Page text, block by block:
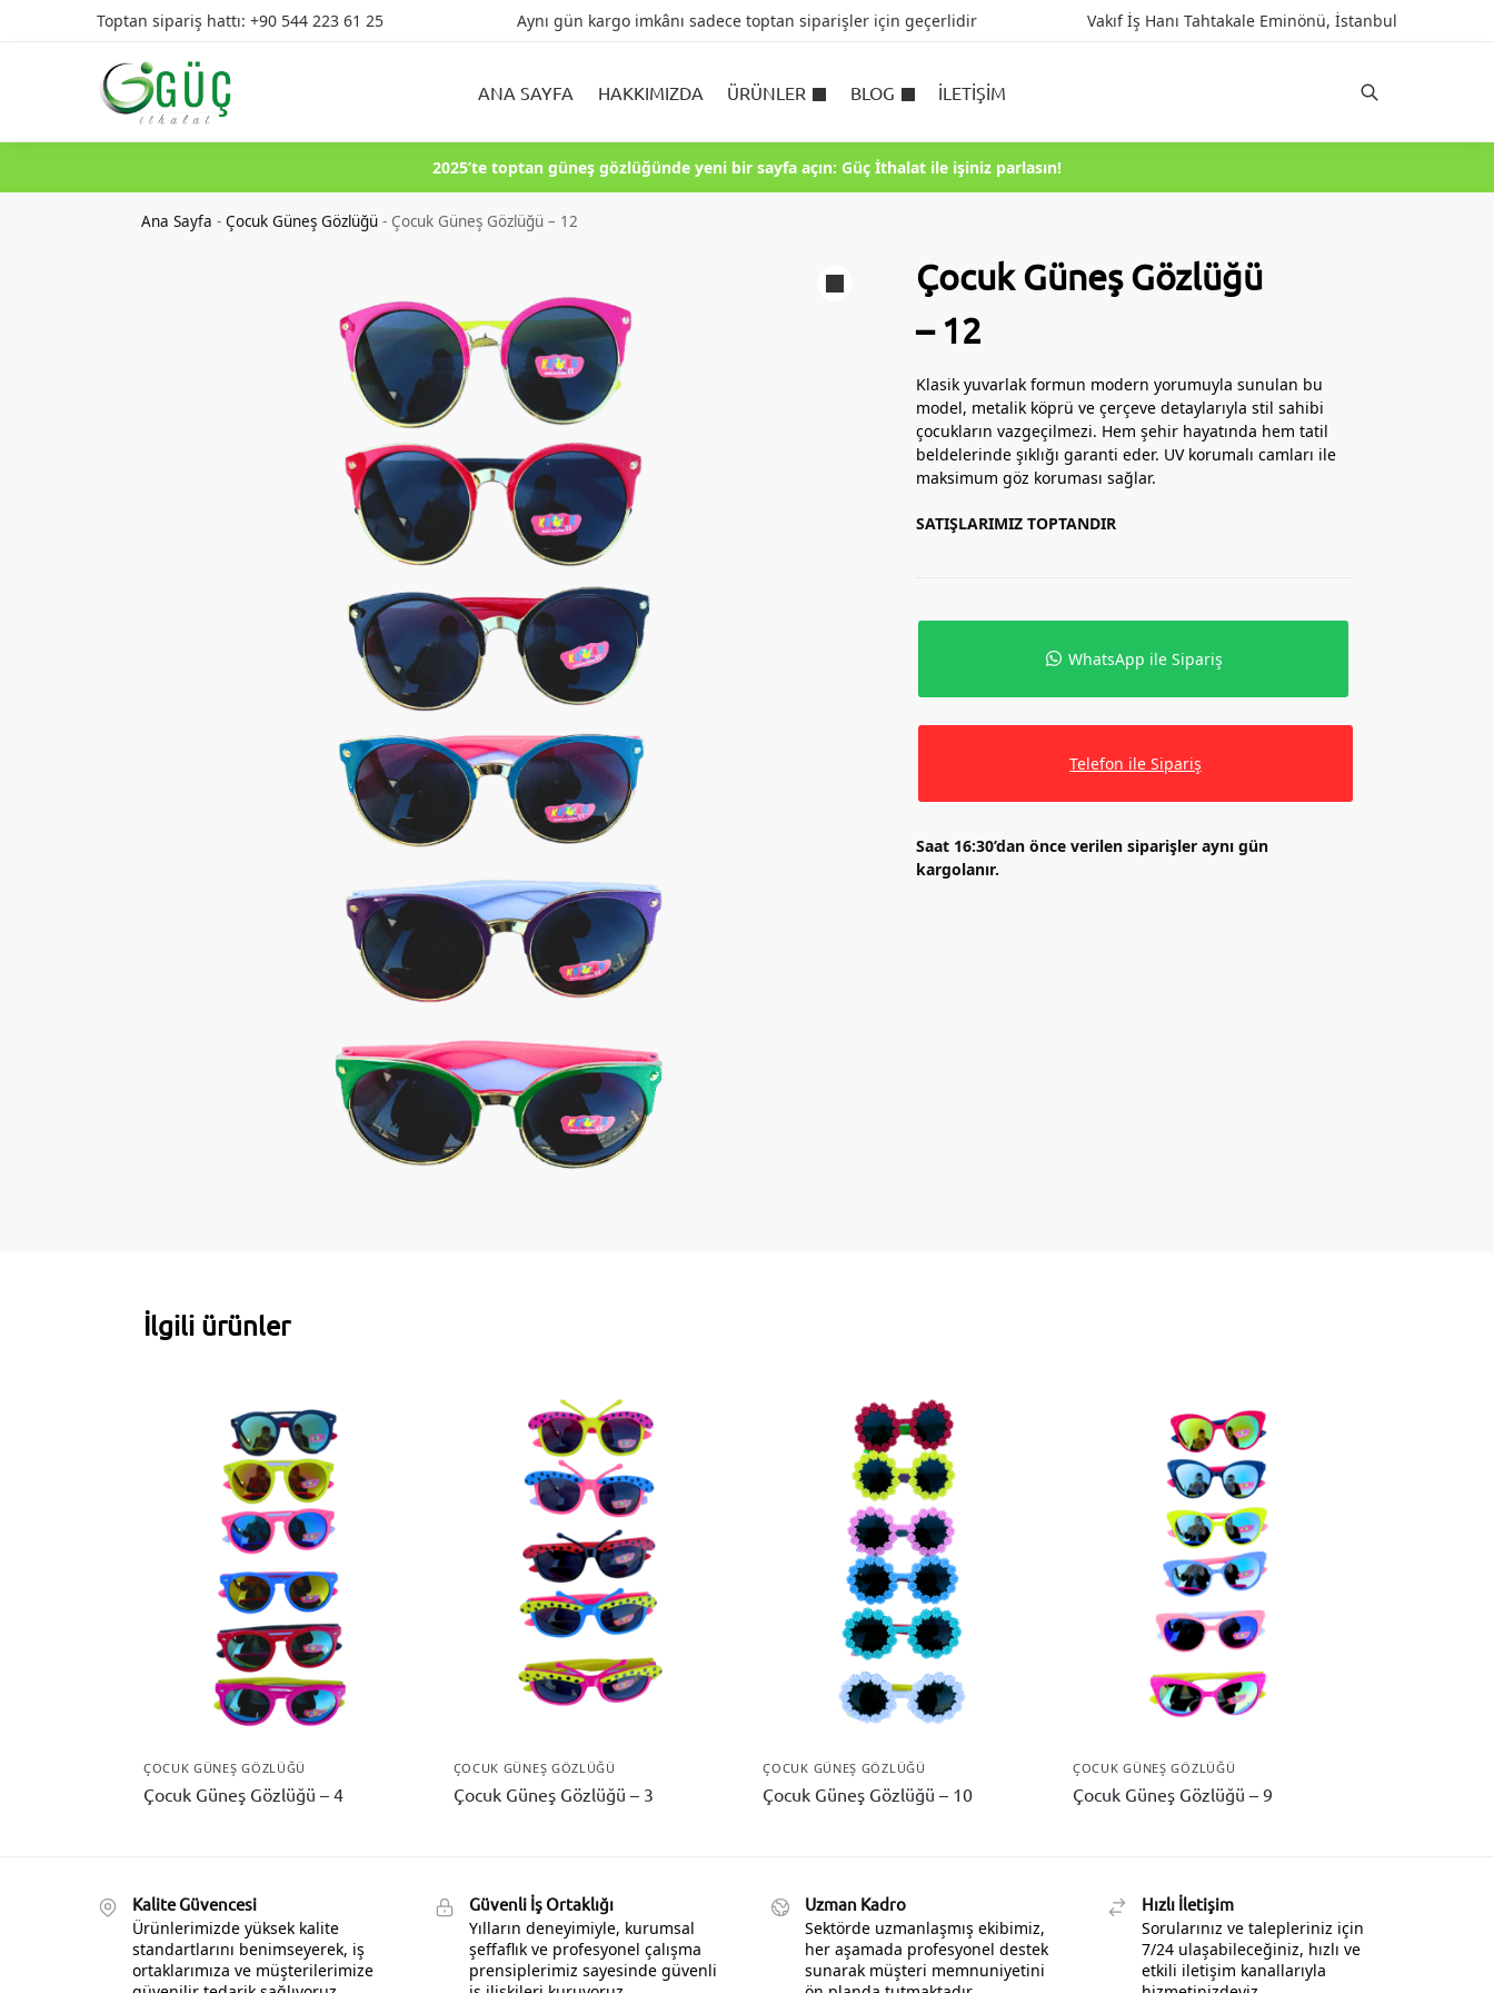
Toptan sipariş hattı: +90 544 223 61 25 Aynı gün kargo imkânı sadece toptan siparişler için geçerlidir Vakıf İş Hanı Tahtakale Eminönü, İstanbul
ANA SAYFA HAKKIMIZDA ÜRÜNLER BLOG İLETIŞIM
Ürün Arama
2025’te toptan güneş gözlüğünde yeni bir sayfa açın: Güç İthalat ile işiniz parlasın!
Ana Sayfa -Çocuk Güneş Gözlüğü - Çocuk Güneş Gözlüğü – 12
Çocuk Güneş Gözlüğü
– 12
Klasik yuvarlak formun modern yorumuyla sunulan bu
model, metalik köprü ve çerçeve detaylarıyla stil sahibi
çocukların vazgeçilmezi. Hem şehir hayatında hem tatil
beldelerinde şıklığı garanti eder. UV korumalı camları ile
maksimum göz koruması sağlar.
SATIŞLARIMIZ TOPTANDIR
WhatsApp ile Sipariş
Telefon ile Sipariş
Saat 16:30’dan önce verilen siparişler aynı gün
kargolanır.
İlgili ürünler
ÇOCUK GÜNEŞ GÖZLÜĞÜ
Çocuk Güneş Gözlüğü – 4
ÇOCUK GÜNEŞ GÖZLÜĞÜ
Çocuk Güneş Gözlüğü – 3
ÇOCUK GÜNEŞ GÖZLÜĞÜ
Çocuk Güneş Gözlüğü – 10
ÇOCUK GÜNEŞ GÖZLÜĞÜ
Çocuk Güneş Gözlüğü – 9
Kalite Güvencesi
Ürünlerimizde yüksek kalite
standartlarını benimseyerek, iş
ortaklarımıza ve müşterilerimize
Güvenli İş Ortaklığı
Yılların deneyimiyle, kurumsal
şeffaflık ve profesyonel çalışma
prensiplerimiz sayesinde güvenli
Uzman Kadro
Sektörde uzmanlaşmış ekibimiz,
her aşamada profesyonel destek
sunarak müşteri memnuniyetini
Hızlı İletişim
Sorularınız ve talepleriniz için
7/24 ulaşabileceğiniz, hızlı ve
etkili iletişim kanallarıyla